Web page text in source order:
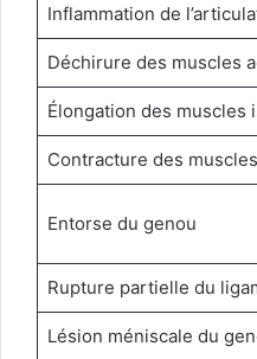
Inflammation de
Déchirure des muscles
Élongation des muscles
Contracture des
Entorse du genou
Rupture partielle du
Lésion méniscale du